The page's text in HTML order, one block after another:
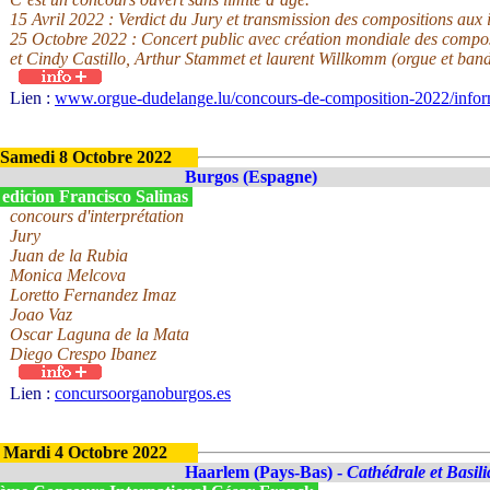
15 Avril 2022 : Verdict du Jury et transmission des compositions aux
25 Octobre 2022 : Concert public avec création mondiale des
et Cindy Castillo, Arthur Stammet et laurent Willkomm (orgue et
Lien : www.orgue-dudelange.lu/concours-de-composition-2022/
Samedi 8 Octobre 2022
Burgos (Espagne)
Francisco Salinas
concours d'interprétation
Jury
Juan de la Rubia
Monica Melcova
Loretto Fernandez Imaz
Joao Vaz
Oscar Laguna de la Mata
Diego Crespo Ibanez
Lien : concursoorganoburgos.es
Mardi 4 Octobre 2022
Haarlem (Pays-Bas) - Cathédrale et